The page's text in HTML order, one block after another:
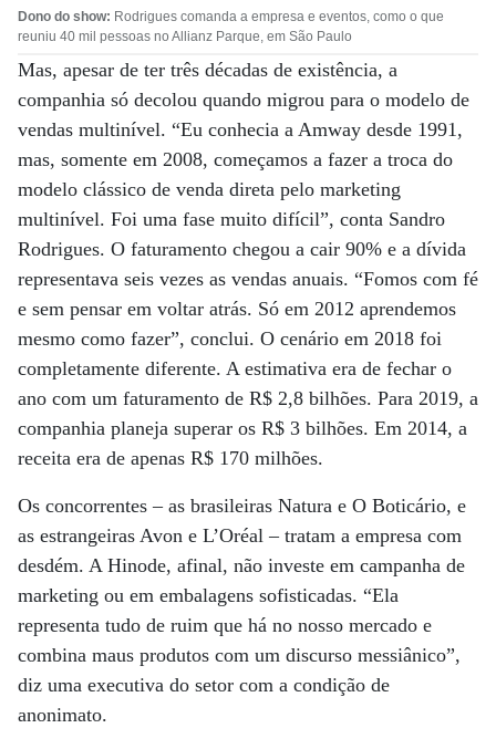
Dono do show: Rodrigues comanda a empresa e eventos, como o que
reuniu 40 mil pessoas no Allianz Parque, em São Paulo
Mas, apesar de ter três décadas de existência, a
companhia só decolou quando migrou para o modelo de
vendas multinível. “Eu conhecia a Amway desde 1991,
mas, somente em 2008, começamos a fazer a troca do
modelo clássico de venda direta pelo marketing
multinível. Foi uma fase muito difícil”, conta Sandro
Rodrigues. O faturamento chegou a cair 90% e a dívida
representava seis vezes as vendas anuais. “Fomos com fé
e sem pensar em voltar atrás. Só em 2012 aprendemos
mesmo como fazer”, conclui. O cenário em 2018 foi
completamente diferente. A estimativa era de fechar o
ano com um faturamento de R$ 2,8 bilhões. Para 2019, a
companhia planeja superar os R$ 3 bilhões. Em 2014, a
receita era de apenas R$ 170 milhões.
Os concorrentes – as brasileiras Natura e O Boticário, e
as estrangeiras Avon e L’Oréal – tratam a empresa com
desdém. A Hinode, afinal, não investe em campanha de
marketing ou em embalagens sofisticadas. “Ela
representa tudo de ruim que há no nosso mercado e
combina maus produtos com um discurso messiânico”,
diz uma executiva do setor com a condição de
anonimato.